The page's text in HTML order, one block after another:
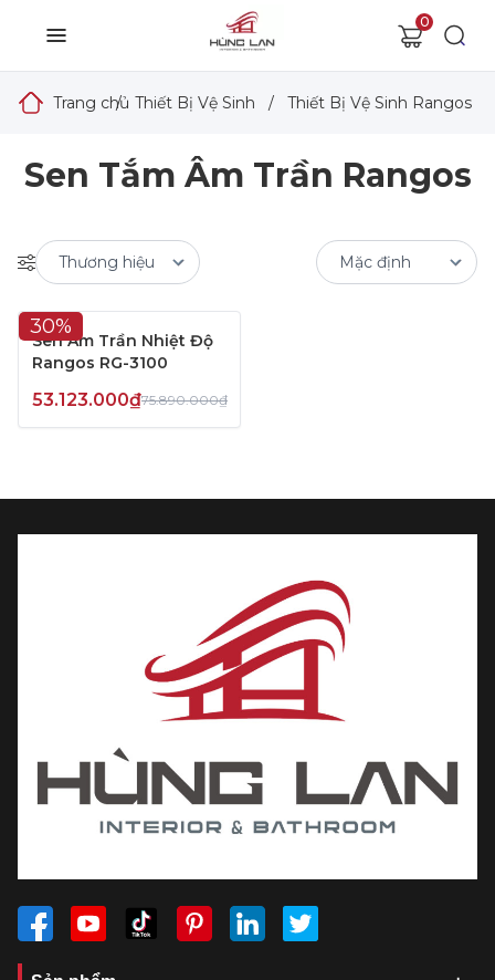
0
Trang chủ
/ Thiết Bị Vệ Sinh / Thiết Bị Vệ Sinh Rangos
Sen Tắm Âm Trần Rangos
30%
Sen Âm Trần Nhiệt Độ
Rangos RG-3100
53.123.000₫75.890.000₫